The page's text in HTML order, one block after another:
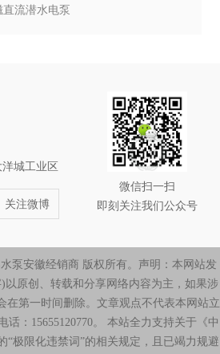
流潜水电泵
城工业区
关注微博
微信扫一扫
即刻关注我们公众号
泵安徽经销商 版权所有。声明：本网站发
原创、转载和分享网络内容为主，如果涉
在第一时间删除。文章观点不代表本网站立
话：15655120770。 本站全力支持关于《中
“极限化违禁词”的相关规定，且已竭力规避